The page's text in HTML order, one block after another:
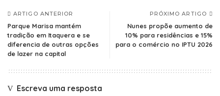
ARTIGO ANTERIOR
Parque Marisa mantém
tradição em Itaquera e se
diferencia de outras opções
de lazer na capital
PRÓXIMO ARTIGO
Nunes propõe aumento de
10% para residências e 15%
para o comércio no IPTU 2026
Escreva uma resposta